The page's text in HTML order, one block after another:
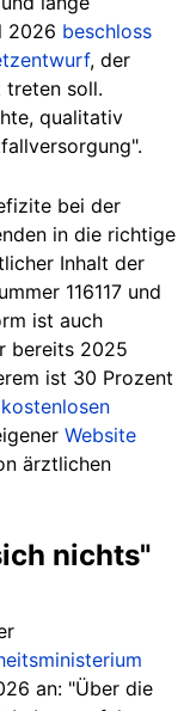
2026 beschloss
, der
treten soll.
qualitativ
bei der
in die richtige
Inhalt der
116117 und
ist auch
bereits 2025
ist 30 Prozent
kostenlosen
Website
ärztlichen
nichts"
an: "Über die